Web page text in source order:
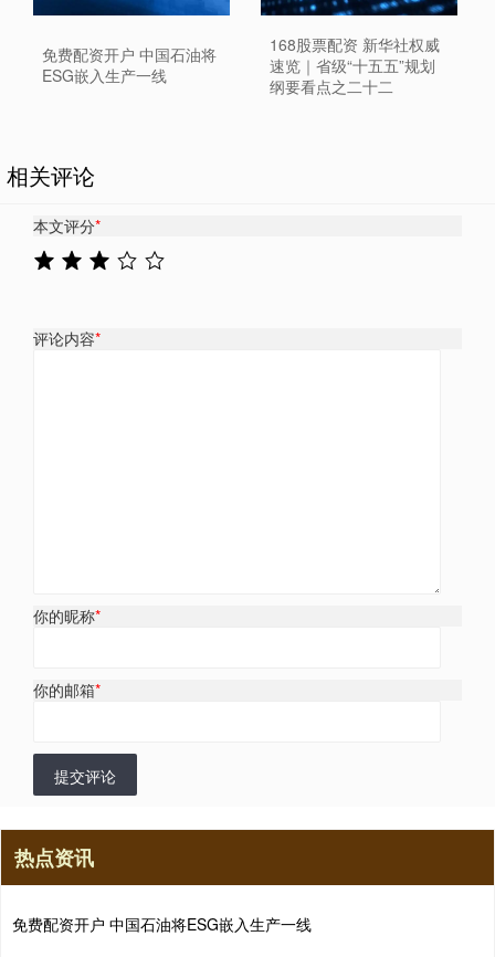
免费配资开户 中国石油将
ESG嵌入生产一线
168股票配资 新华社权威
速览｜省级“十五五”规划
纲要看点之二十二
相关评论
本文评分*
评论内容*
你的昵称*
你的邮箱*
提交评论
热点资讯
免费配资开户 中国石油将ESG嵌入生产一线